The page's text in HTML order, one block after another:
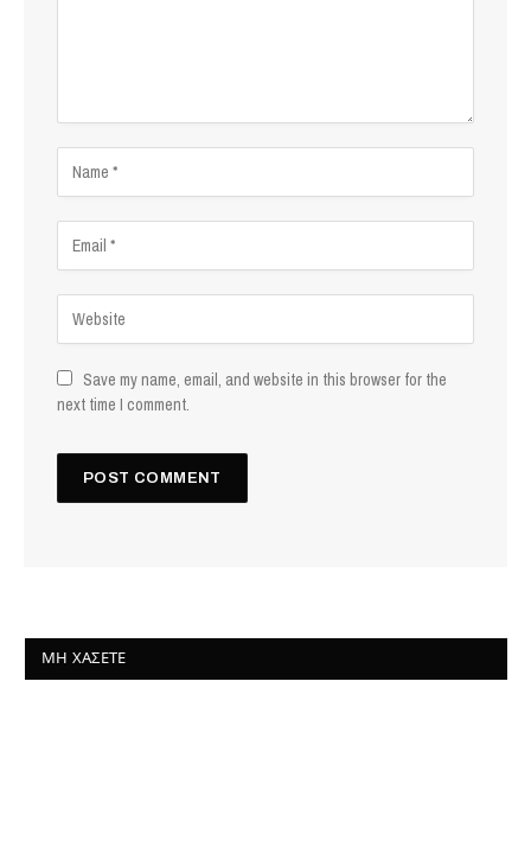
Save my name, email, and website in this browser for the
next time I comment.
ΜΗ ΧΆΣΕΤΕ